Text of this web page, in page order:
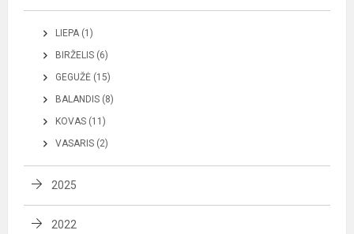
LIEPA (1)
BIRŽELIS (6)
GEGUŽĖ (15)
BALANDIS (8)
KOVAS (11)
VASARIS (2)
2025
2022